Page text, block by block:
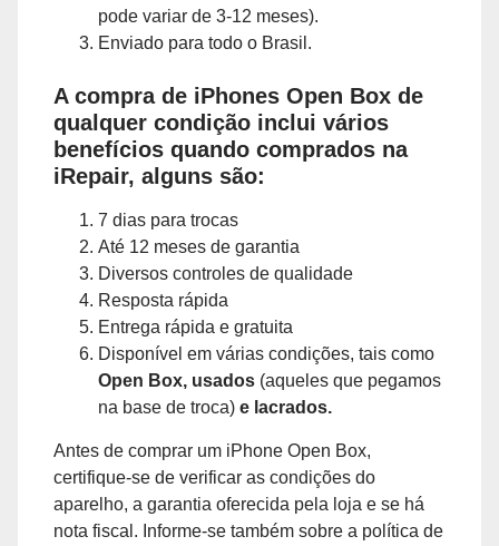
pode variar de 3-12 meses).
Enviado para todo o Brasil.
A compra de iPhones Open Box de
qualquer condição inclui vários
benefícios quando comprados na
iRepair, alguns são:
7 dias para trocas
Até 12 meses de garantia
Diversos controles de qualidade
Resposta rápida
Entrega rápida e gratuita
Disponível em várias condições, tais como
Open Box, usados (aqueles que pegamos
na base de troca) e lacrados.
Antes de comprar um iPhone Open Box,
certifique-se de verificar as condições do
aparelho, a garantia oferecida pela loja e se há
nota fiscal. Informe-se também sobre a política de